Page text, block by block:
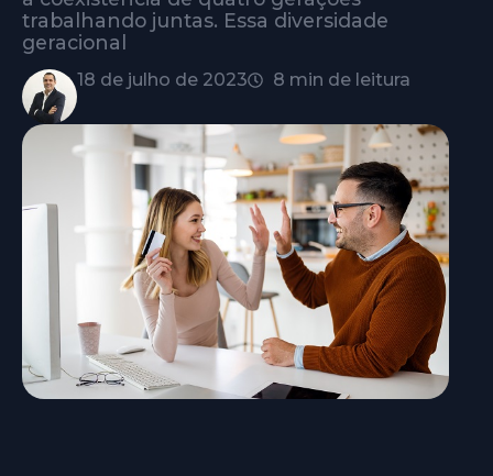
trabalhando juntas. Essa diversidade
geracional
18 de julho de 2023 8 min de leitura